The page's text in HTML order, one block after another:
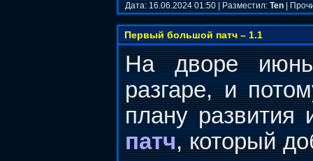
Дата: 16.06.2024 01:50 | Разместил:Ten|
Первый большой патч – 1.1
На дворе
разгаре, и
плану
патч, который